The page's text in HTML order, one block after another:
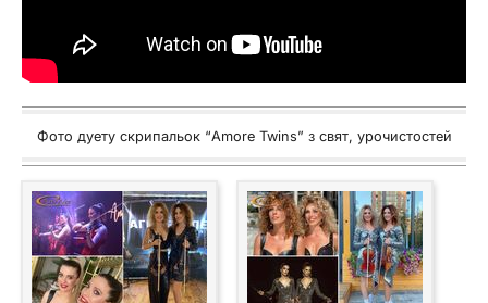
Фото дуету скрипальок “Amore Twins” з свят, урочистостей